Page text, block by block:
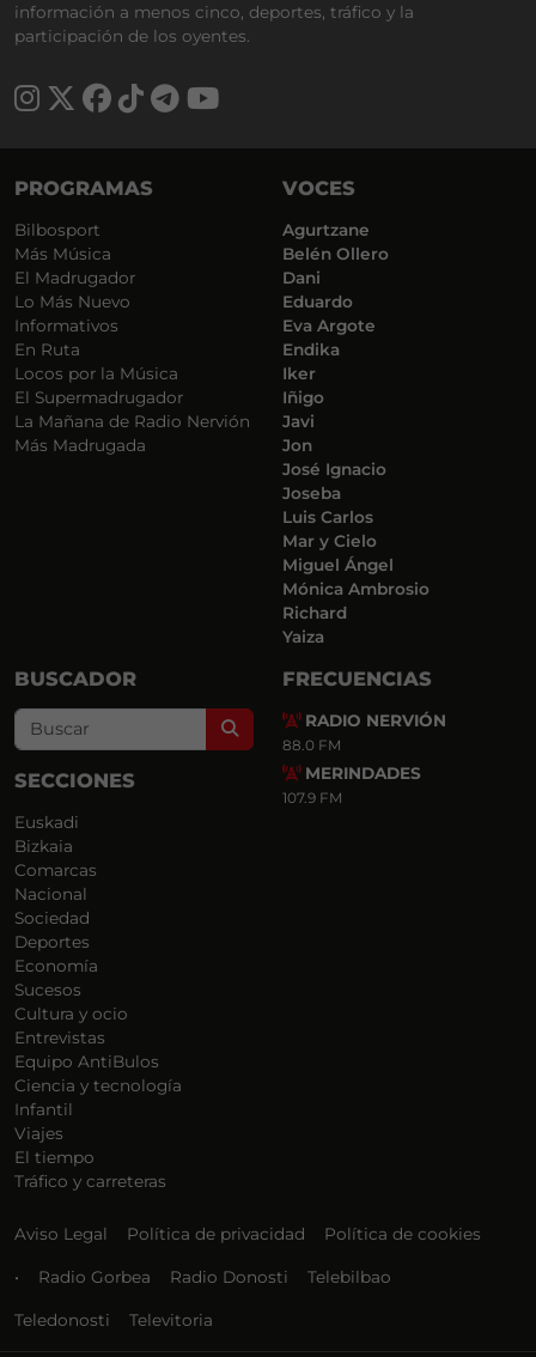
información a menos cinco, deportes, tráfico y la
participación de los oyentes.
PROGRAMAS
Bilbosport
Más Música
El Madrugador
Lo Más Nuevo
Informativos
En Ruta
Locos por la Música
El Supermadrugador
La Mañana de Radio Nervión
Más Madrugada
VOCES
Agurtzane
Belén Ollero
Dani
Eduardo
Eva Argote
Endika
Iker
Iñigo
Javi
Jon
José Ignacio
Joseba
Luis Carlos
Mar y Cielo
Miguel Ángel
Mónica Ambrosio
Richard
Yaiza
BUSCADOR
Search
SECCIONES
Euskadi
Bizkaia
Comarcas
Nacional
Sociedad
Deportes
Economía
Sucesos
Cultura y ocio
Entrevistas
Equipo AntiBulos
Ciencia y tecnología
Infantil
Viajes
El tiempo
Tráfico y carreteras
FRECUENCIAS
RADIO NERVIÓN
88.0 FM
MERINDADES
107.9 FM
Aviso Legal Política de privacidad Política de cookies
• Radio Gorbea Radio Donosti Telebilbao
Teledonosti Televitoria